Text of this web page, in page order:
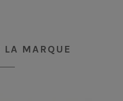
LA MARQUE